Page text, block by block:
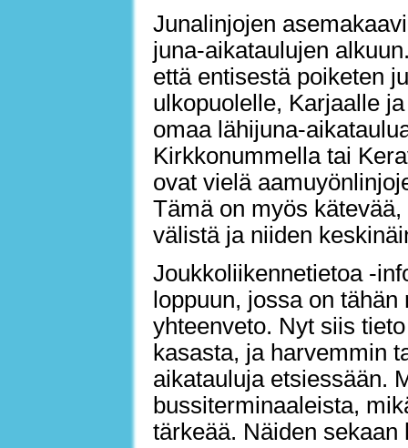
Junalinjojen
juna-aikataulujen
että entisestä poiketen
ulkopuolelle, Karjaalle
omaa lähijuna-
Kirkkonummella tai
ovat vielä
Tämä on myös
välistä ja niiden
Joukkoliikennetietoa -
loppuun, jossa on
yhteenveto. Nyt siis
kasasta, ja harvemmin
aikatauluja etsiessään.
bussiterminaaleista,
tärkeää. Näiden